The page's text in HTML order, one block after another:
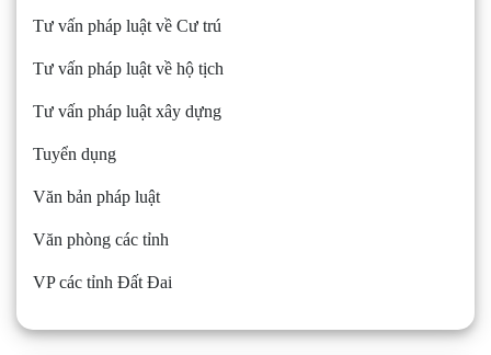
Tư vấn pháp luật về Cư trú
Tư vấn pháp luật về hộ tịch
Tư vấn pháp luật xây dựng
Tuyển dụng
Văn bản pháp luật
Văn phòng các tỉnh
VP các tỉnh Đất Đai